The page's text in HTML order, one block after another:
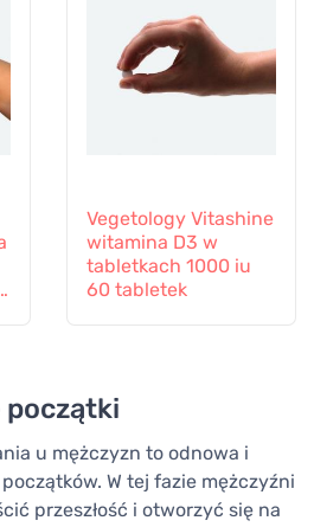
Vegetology Vitashine
witamina D3 w
tabletkach 1000 iu
60 tabletek
początki
u mężczyzn to odnowa i
W tej fazie mężczyźni
przeszłość i otworzyć się na